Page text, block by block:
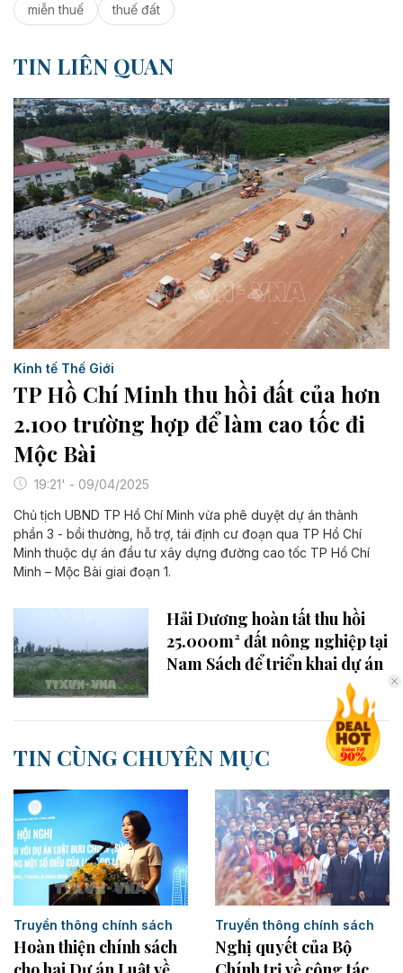
miễn thuế
thuế đất
TIN LIÊN QUAN
Kinh tế Thế Giới
TP Hồ Chí Minh thu hồi đất của hơn
2.100 trường hợp để làm cao tốc đi
Mộc Bài
19:21' - 09/04/2025
Chủ tịch UBND TP Hồ Chí Minh vừa phê duyệt dự án thành
phần 3 - bồi thường, hỗ trợ, tái định cư đoạn qua TP Hồ Chí
Minh thuộc dự án đầu tư xây dựng đường cao tốc TP Hồ Chí
Minh – Mộc Bài giai đoạn 1.
Hải Dương hoàn tất thu hồi
25.000m² đất nông nghiệp tại
Nam Sách để triển khai dự án
TIN CÙNG CHUYÊN MỤC
Truyền thông chính sách
Hoàn thiện chính sách
Truyền thông chính sách
Nghị quyết của Bộ